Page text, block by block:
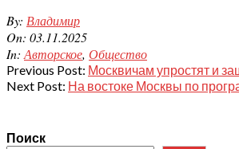
2025-
11-
03
By: Владимир
On: 03.11.2025
In: Авторское, Общество
Previous Post: Москвичам упростят и
Next Post: На востоке Москвы по
Поиск